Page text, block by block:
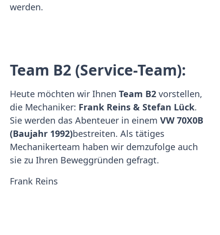
werden.
Team B2 (Service-Team):
Heute möchten wir Ihnen Team B2 vorstellen,
die Mechaniker: Frank Reins & Stefan Lück.
Sie werden das Abenteuer in einem VW 70X0B
(Baujahr 1992)bestreiten. Als tätiges
Mechanikerteam haben wir demzufolge auch
sie zu Ihren Beweggründen gefragt.
Frank Reins